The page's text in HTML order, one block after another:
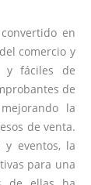
en
comercio y
y fáciles de
de
la
de venta.
y eventos, la
para una